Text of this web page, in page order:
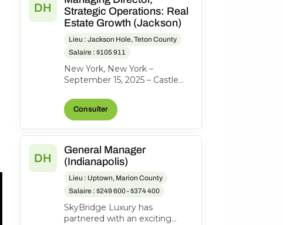
DH
Strategic Operations: Real
Estate Growth (Jackson)
Lieu : Jackson Hole, Teton County
Salaire : $105 911
New York, New York –
September 15, 2025 – Castle
or “CPH”), the investment firm
behind...
Consulter
DH
General Manager
(Indianapolis)
Lieu : Uptown, Marion County
Salaire : $249 600 - $374 400
SkyBridge Luxury has
partnered with an exciting